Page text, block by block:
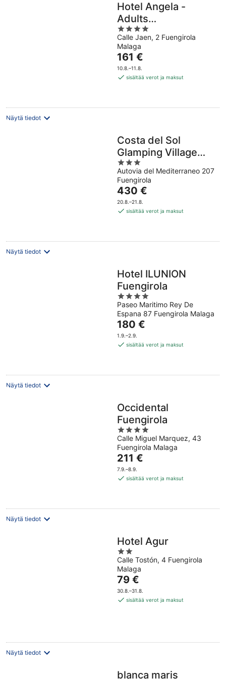
Hotel Angela -
Adults
Recommended
4
out
of
5
Calle Jaen, 2 Fuengirola
Malaga
Hinta
on
161 €
161 €
10.8.–11.8.
sisältää verot ja maksut
Näytä tiedot
Costa del Sol
Glamping Village
Fuengirola
3
out
of
5
Autovia del Mediterraneo 207
Fuengirola
Hinta
on
430 €
430 €
20.8.–21.8.
sisältää verot ja maksut
Näytä tiedot
Hotel ILUNION
Fuengirola
4
out
of
5
Paseo Maritimo Rey De
Espana 87 Fuengirola Malaga
Hinta
on
180 €
180 €
1.9.–2.9.
sisältää verot ja maksut
Näytä tiedot
Occidental
Fuengirola
4
out
of
5
Calle Miguel Marquez, 43
Fuengirola Malaga
Hinta
on
211 €
211 €
7.9.–8.9.
sisältää verot ja maksut
Näytä tiedot
Hotel Agur
2
out
of
5
Calle Tostón, 4 Fuengirola
Malaga
Hinta
on
79 €
79 €
30.8.–31.8.
sisältää verot ja maksut
Näytä tiedot
blanca maris